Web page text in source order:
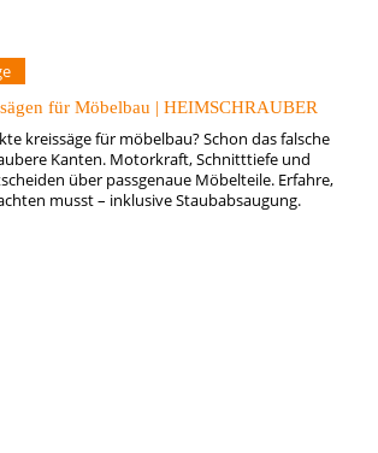
für Möbelbau | HEIMSCHRAUBER
kreissäge für möbelbau? Schon das falsche
Kanten. Motorkraft, Schnitttiefe und
über passgenaue Möbelteile. Erfahre,
musst – inklusive Staubabsaugung.